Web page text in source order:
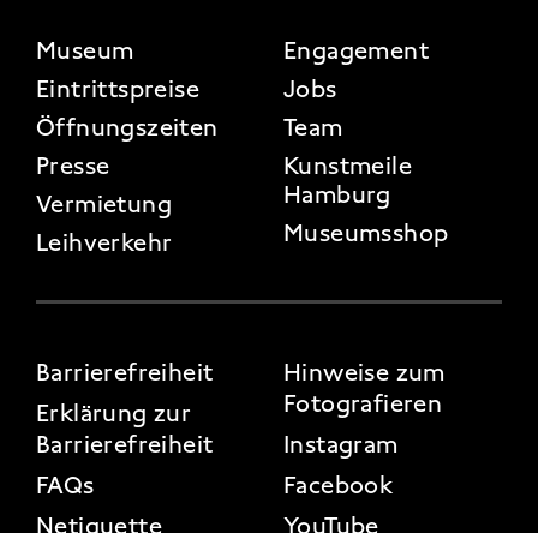
FOOTER 2
Museum
Eintrittspreise
Öffnungszeiten
Presse
Vermietung
Leihverkehr
Engagement
Jobs
Team
Kunstmeile
Hamburg
Museumsshop
FOOTER 3
Barrierefreiheit
Erklärung zur
Barrierefreiheit
FAQs
Netiquette
Hinweise zum
Fotografieren
Instagram
Facebook
YouTube